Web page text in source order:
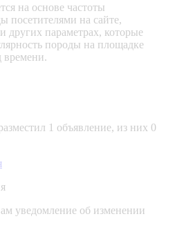
на основе частоты
посетителями на сайте,
других параметрах, которые
породы на площадке
времени.
1 объявление, из них 0
уведомление об изменении